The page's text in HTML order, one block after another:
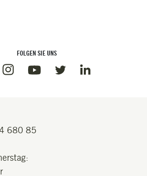
FOLGEN SIE UNS
InstagramYoutubeTwitterLinkedin
680 85